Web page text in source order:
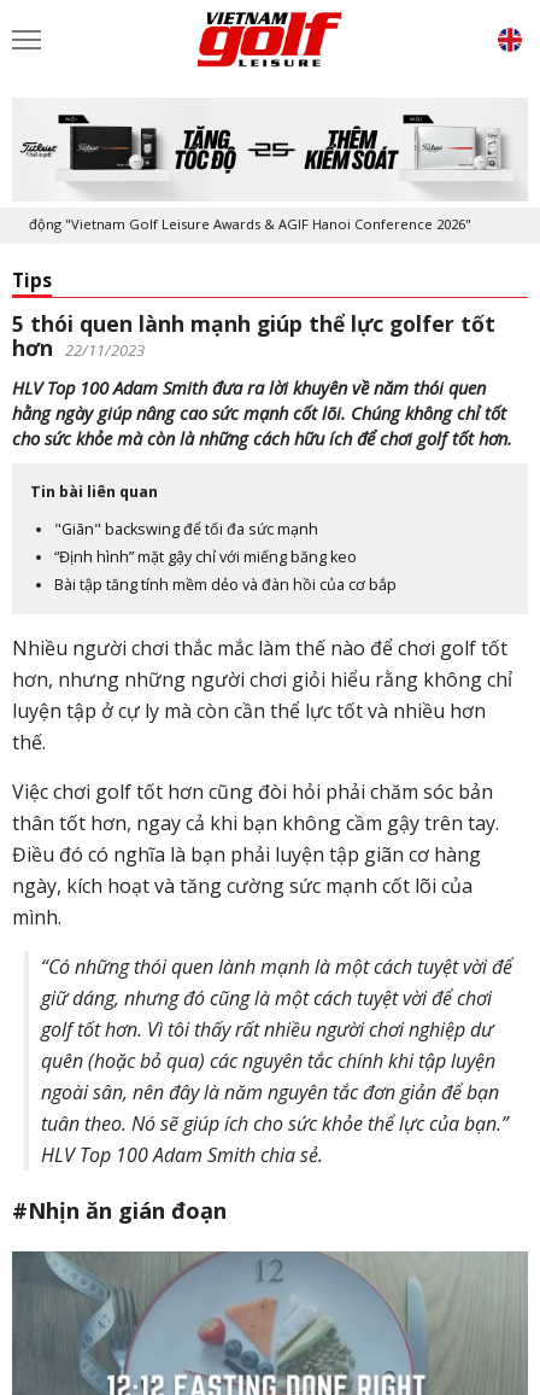
"Vietnam Golf Leisure Awards & AGIF Hanoi Conference 2026"
Tips
5 thói quen lành mạnh giúp thể lực golfer tốt
hơn
22/11/2023
HLV Top 100 Adam Smith đưa ra lời khuyên về năm thói quen
hằng ngày giúp nâng cao sức mạnh cốt lõi. Chúng không chỉ tốt
cho sức khỏe mà còn là những cách hữu ích để chơi golf tốt hơn.
Tin bài liên quan
"Giãn" backswing để tối đa sức mạnh
“Định hình” mặt gậy chỉ với miếng băng keo
Bài tập tăng tính mềm dẻo và đàn hồi của cơ bắp
Nhiều người chơi thắc mắc làm thế nào để chơi golf tốt
hơn, nhưng những người chơi giỏi hiểu rằng không chỉ
luyện tập ở cự ly mà còn cần thể lực tốt và nhiều hơn
thế.
Việc chơi golf tốt hơn cũng đòi hỏi phải chăm sóc bản
thân tốt hơn, ngay cả khi bạn không cầm gậy trên tay.
Điều đó có nghĩa là bạn phải luyện tập giãn cơ hàng
ngày, kích hoạt và tăng cường sức mạnh cốt lõi của
mình.
“Có những thói quen lành mạnh là một cách tuyệt vời để
giữ dáng, nhưng đó cũng là một cách tuyệt vời để chơi
golf tốt hơn. Vì tôi thấy rất nhiều người chơi nghiệp dư
quên (hoặc bỏ qua) các nguyên tắc chính khi tập luyện
ngoài sân, nên đây là năm nguyên tắc đơn giản để bạn
tuân theo. Nó sẽ giúp ích cho sức khỏe thể lực của bạn.”
HLV Top 100 Adam Smith chia sẻ.
#Nhịn ăn gián đoạn